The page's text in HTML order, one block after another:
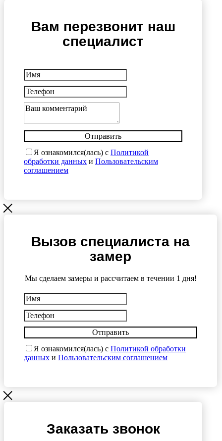
Вам перезвонит наш
специалист
Отправить
Я ознакомился(лась) с Политикой
обработки данных и Пользовательским
соглашением
Вызов специалиста на
замер
Мы сделаем замеры и рассчитаем в течении 1 дня!
Отправить
Я ознакомился(лась) с Политикой обработки
данных и Пользовательским соглашением
Заказать звонок